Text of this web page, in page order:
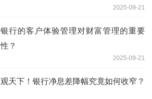
2025-09-21
银行的客户体验管理对财富管理的重要
性？
2025-09-21
观天下！银行净息差降幅究竟如何收窄？